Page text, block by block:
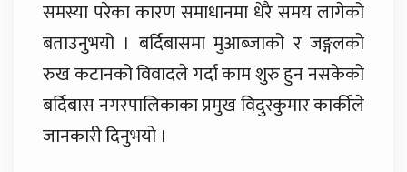
समस्या परेका कारण समाधानमा धेरै समय लागेको
बताउनुभयो । बर्दिबासमा मुआब्जाको र जङ्गलको
रुख कटानको विवादले गर्दा काम शुरु हुन नसकेको
बर्दिबास नगरपालिकाका प्रमुख विदुरकुमार कार्कीले
जानकारी दिनुभयो ।